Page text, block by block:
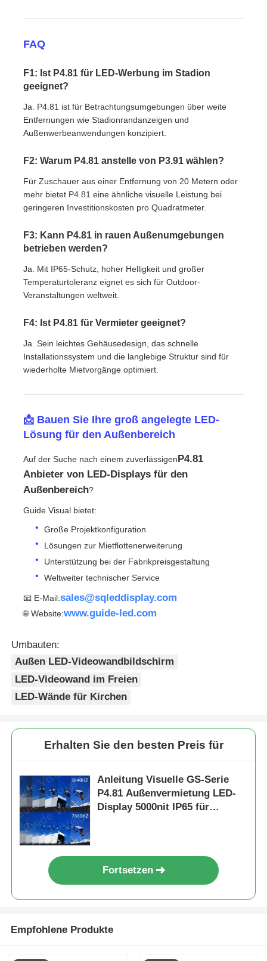
FAQ
F1: Ist P4.81 für LED-Werbung im Stadion
geeignet?
Ja. P4.81 ist für Betrachtungsumgebungen über weite
Entfernungen wie Stadionrandanzeigen und
Außenwerbeanwendungen konzipiert.
F2: Warum P4.81 anstelle von P3.91 wählen?
Für Zuschauer aus einer Entfernung von 20 Metern oder
mehr bietet P4.81 eine ähnliche visuelle Leistung bei
geringeren Investitionskosten pro Quadratmeter.
F3: Kann P4.81 in rauen Außenumgebungen
betrieben werden?
Ja. Mit IP65-Schutz, hoher Helligkeit und großer
Temperaturtoleranz eignet es sich für Outdoor-
Veranstaltungen weltweit.
F4: Ist P4.81 für Vermieter geeignet?
Ja. Sein leichtes Gehäusedesign, das schnelle
Installationssystem und die langlebige Struktur sind für
wiederholte Mietvorgänge optimiert.
📩 Bauen Sie Ihre groß angelegte LED-
Lösung für den Außenbereich
Auf der Suche nach einem zuverlässigenP4.81
Anbieter von LED-Displays für den
Außenbereich?
Guide Visual bietet:
Große Projektkonfiguration
Lösungen zur Mietflottenerweiterung
Unterstützung bei der Fabrikpreisgestaltung
Weltweiter technischer Service
📧 E-Mail:sales@sqleddisplay.com
🌐 Website:www.guide-led.com
Umbauten:
Außen LED-Videowandbildschirm
LED-Videowand im Freien
LED-Wände für Kirchen
Erhalten Sie den besten Preis für
Anleitung Visuelle GS-Serie
P4.81 Außenvermietung LED-
Display 5000nit IP65 für
Fortsetzen
Empfohlene Produkte